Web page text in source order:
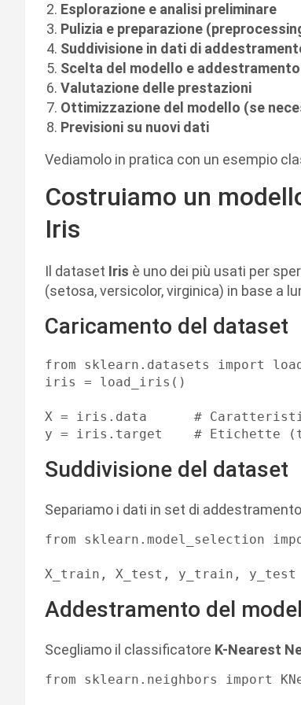
Esplorazione e analisi preliminare
Pulizia e preparazione
Suddivisione in dati di
Scelta del modello e addestramento
Valutazione delle prestazioni
Ottimizzazione del modello (se
Previsioni su nuovi dati
Vediamolo in pratica con un esempio
Costruiamo un
Iris
Il dataset Iris è uno dei più usati per
(setosa, versicolor, virginica) in base a
Caricamento del dataset
from sklearn.datasets import
iris = load_iris()
X = iris.data      #
Suddivisione del dataset
Separiamo i dati in set di
from sklearn.model_selection
Addestramento del
Scegliamo il classificatore K-Nearest
from sklearn.neighbors import